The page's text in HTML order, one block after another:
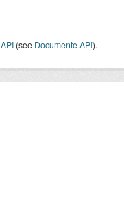
API (see Documente API).